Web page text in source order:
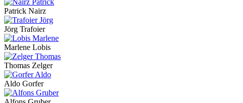
Patrick Nairz
Jörg Trafoier
Marlene Lobis
Thomas Zelger
Aldo Gorfer